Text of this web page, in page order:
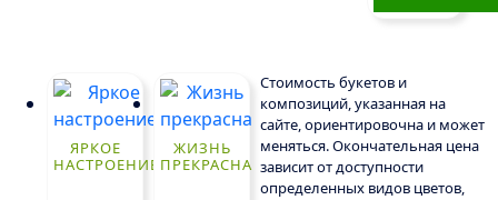
ЯРКОЕ
НАСТРОЕНИЕ
ЖИЗНЬ
ПРЕКРАСНА
Стоимость букетов и
композиций, указанная на
сайте, ориентировочна и может
меняться. Окончательная цена
зависит от доступности
определенных видов цветов,